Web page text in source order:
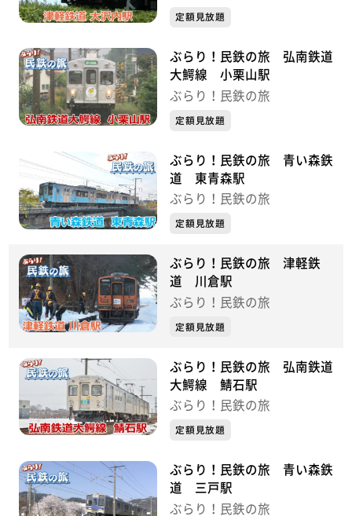
定額見放題
ぶらり！民鉄の旅 弘南鉄道
大鰐線 小栗山駅
ぶらり！民鉄の旅
定額見放題
ぶらり！民鉄の旅 青い森鉄
道 東青森駅
ぶらり！民鉄の旅
定額見放題
ぶらり！民鉄の旅 津軽鉄
道 川倉駅
ぶらり！民鉄の旅
定額見放題
ぶらり！民鉄の旅 弘南鉄道
大鰐線 鯖石駅
ぶらり！民鉄の旅
定額見放題
ぶらり！民鉄の旅 青い森鉄
道 三戸駅
ぶらり！民鉄の旅